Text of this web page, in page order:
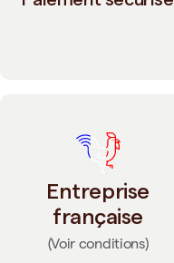
Entreprise
française
(Voir conditions)